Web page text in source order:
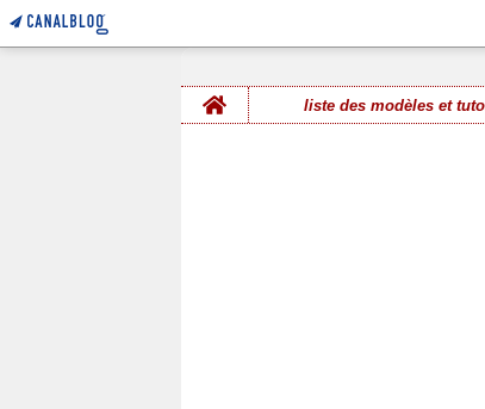
Home
liste des modèles et